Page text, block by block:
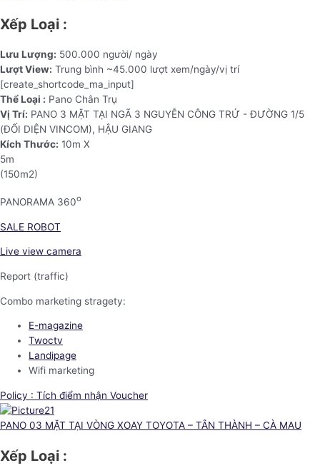
Xếp Loại :
Lưu Lượng: 500.000 người/ ngày
Lượt View: Trung bình ~45.000 lượt xem/ngày/vị trí
[create_shortcode_ma_input]
Thể Loại : Pano Chân Trụ
Vị Trí: PANO 3 MẶT TẠI NGÃ 3 NGUYỄN CÔNG TRỨ - ĐƯỜNG 1/5
(ĐỐI DIỆN VINCOM), HẬU GIANG
Kích Thước: 10m X
5m
(150m2)
PANORAMA 360o
SALE ROBOT
Live view camera
Report (traffic)
Combo marketing stragety:
E-magazine
Twoctv
Landipage
Wifi marketing
Policy : Tích điểm nhận Voucher
PANO 03 MẶT TẠI VÒNG XOAY TOYOTA – TÂN THÀNH – CÀ MAU
Xếp Loại :